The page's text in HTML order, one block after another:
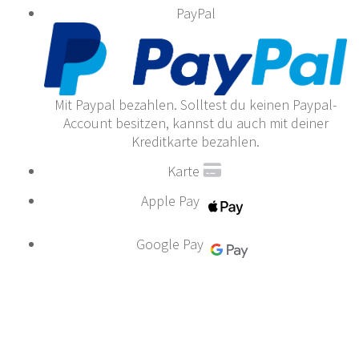
PayPal
Mit Paypal bezahlen. Solltest du keinen Paypal-
Account besitzen, kannst du auch mit deiner
Kreditkarte bezahlen.
Karte
Apple Pay
Google Pay